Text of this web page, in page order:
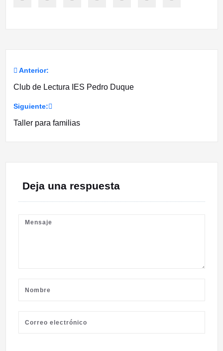
Navegación
entradas
Anterior:
Club de Lectura IES Pedro Duque
Siguiente:
Taller para familias
Deja una respuesta